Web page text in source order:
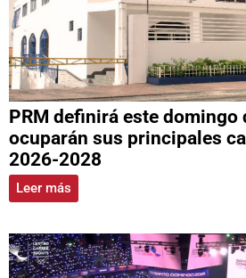
PRM definirá este domingo
ocuparán sus principales
2026-2028
Leer más